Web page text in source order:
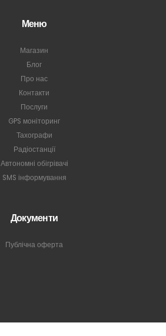
Меню
Магазин
Блог
Про нас
Контакти
Послуги
GPS моніторинг
Тахографи
Радіостанції
Автономні обігрівачі
SMS інформування
Документи
Публічна оферта